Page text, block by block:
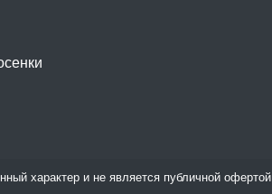
характер и не является публичной офертой